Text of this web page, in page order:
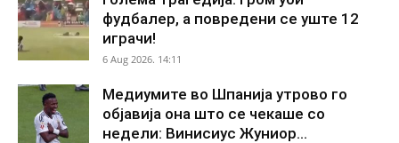
фудбалер, а повредени се уште 12
играчи!
6 Aug 2026. 14:11
Медиумите во Шпанија утрово го
објавија она што се чекаше со
недели: Винисиус Жуниор...